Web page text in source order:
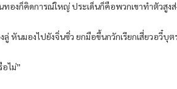
องก็คิดการณ์ใหญ่ ประเด็นก็คือพวกเขาทำตัวสูงส่
ลู่ หันมองไปยังจิ่นซิ่ว ยกมือขึ้นกวักเรียกเสี่ยวอวี๋บุต
ไม่”